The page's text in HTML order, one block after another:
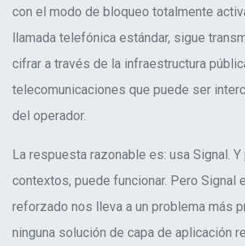
con el modo de bloqueo totalmente
llamada telefónica estándar, sigue
cifrar a través de la infraestructura
telecomunicaciones que puede ser
del operador.
La respuesta razonable es: usa Signal. Y
contextos, puede funcionar. Pero Signal
reforzado nos lleva a un problema más
ninguna solución de capa de aplicación